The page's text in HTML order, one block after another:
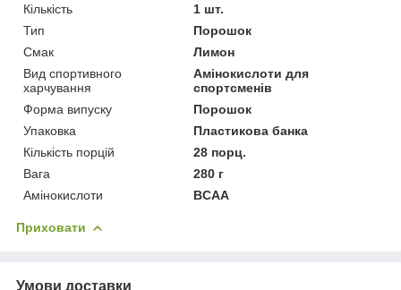
Кількість
1 шт.
Тип
Порошок
Смак
Лимон
Вид спортивного
харчування
Амінокислоти для
спортсменів
Форма випуску
Порошок
Упаковка
Пластикова банка
Кількість порцій
28 порц.
Вага
280 г
Амінокислоти
BCAA
Приховати
Умови доставки